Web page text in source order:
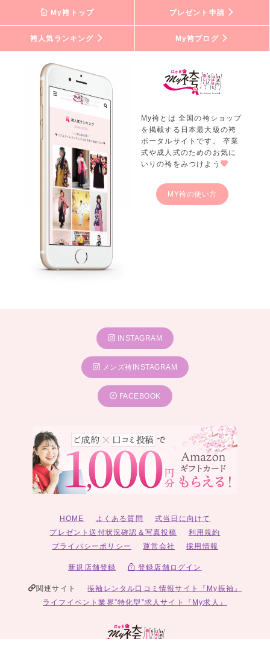
My袴トップ プレゼント申請
袴人気ランキング My袴ブログ
My袴とは 全国の袴ショップ
を掲載する日本最大級の袴
ポータルサイトです。 卒業
式や成人式のためのお気に
いりの袴をみつけよう
MY袴の使い方
INSTAGRAM
メンズ袴INSTAGRAM
FACEBOOK
HOME よくある質問
式当日に向けて
プレゼント送付状況確認＆写真投稿
利用規約
プライバシーポリシー
運営会社 採用情報
新規店舗登録 登録店舗ログイン
関連サイト
振袖レンタル口コミ情報サイト『My振袖』
ライフイベント業界”特化型”求人サイト『My求人』